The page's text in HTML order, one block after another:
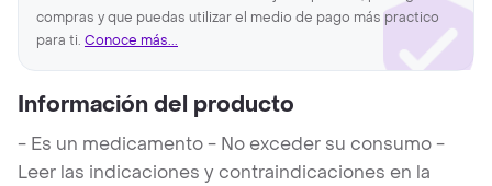
compras y que puedas utilizar el medio de pago más practico
para ti. Conoce más...
Información del producto
- Es un medicamento - No exceder su consumo -
Leer las indicaciones y contraindicaciones en la